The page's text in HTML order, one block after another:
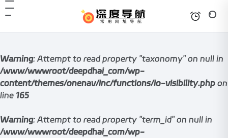
Warning: Attempt to read property "taxonomy" on null in
/www/wwwroot/deepdhai_com/wp-
content/themes/onenav/inc/functions/io-visibility.php on
line 165
Warning: Attempt to read property "term_id" on null in
/www/wwwroot/deepdhai_com/wp-